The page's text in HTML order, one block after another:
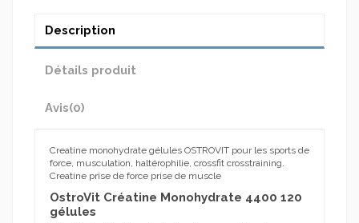
Description
Détails produit
Avis(0)
Creatine monohydrate gélules OSTROVIT pour les sports de
force, musculation, haltérophilie, crossfit crosstraining.
Creatine prise de force prise de muscle
OstroVit Créatine Monohydrate 4400 120
gélules